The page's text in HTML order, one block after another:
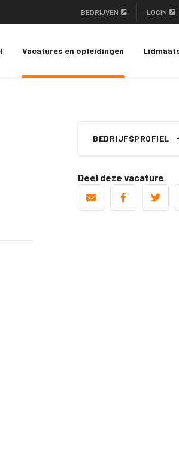
BEDRIJVEN LOGIN
Vacatures en opleidingen
BEDRIJFSPROFIEL
Deel deze vacature